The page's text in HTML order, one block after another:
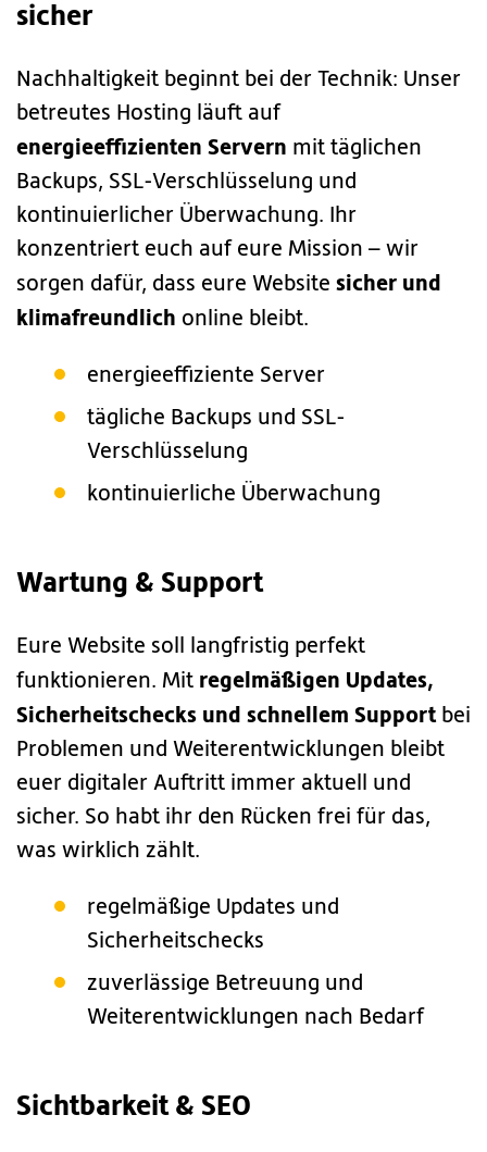
sicher
Nachhaltigkeit beginnt bei der Technik: Unser
betreutes Hosting läuft auf
energieeffizienten Servern mit täglichen
Backups, SSL-Verschlüsselung und
kontinuierlicher Überwachung. Ihr
konzentriert euch auf eure Mission – wir
sorgen dafür, dass eure Website sicher und
klimafreundlich online bleibt.
energieeffiziente Server
tägliche Backups und SSL-
Verschlüsselung
kontinuierliche Überwachung
Wartung & Support
Eure Website soll langfristig perfekt
funktionieren. Mit regelmäßigen Updates,
Sicherheitschecks und schnellem Supportbei
Problemen und Weiterentwicklungen bleibt
euer digitaler Auftritt immer aktuell und
sicher. So habt ihr den Rücken frei für das,
was wirklich zählt.
regelmäßige Updates und
Sicherheitschecks
zuverlässige Betreuung und
Weiterentwicklungen nach Bedarf
Sichtbarkeit & SEO